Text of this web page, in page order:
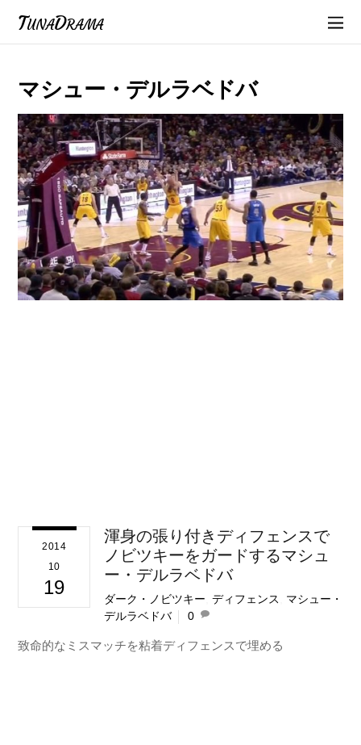
TunaDrama
マシュー・デルラベドバ
2014
10
19
渾身の張り付きディフェンスで
ノビツキーをガードするマシュ
ー・デルラベドバ
ダーク・ノビツキー ,ディフェンス
マシュー・
デルラベドバ
0
致命的なミスマッチを粘着ディフェンスで埋める